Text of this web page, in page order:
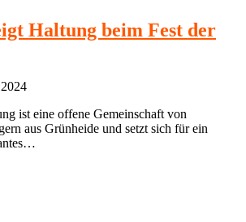
Haltung beim Fest der
ist eine offene Gemeinschaft von
aus Grünheide und setzt sich für ein